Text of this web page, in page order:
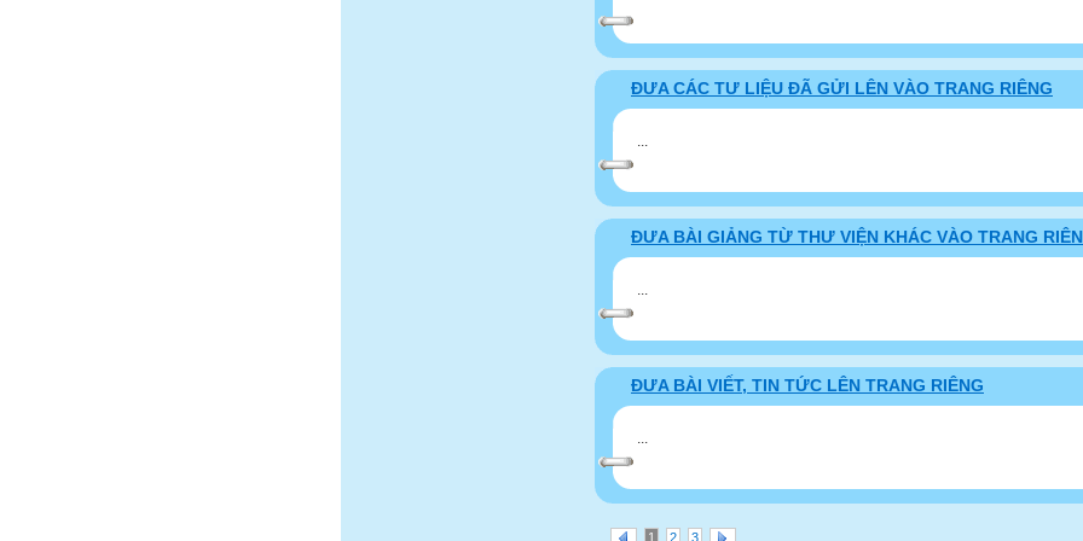
ĐƯA CÁC TƯ LIỆU ĐÃ GỬI LÊN VÀO TRANG RIÊNG
...
ĐƯA BÀI GIẢNG TỪ THƯ VIỆN KHÁC VÀO TRANG
...
ĐƯA BÀI VIẾT, TIN TỨC LÊN TRANG RIÊNG
...
1 2 3